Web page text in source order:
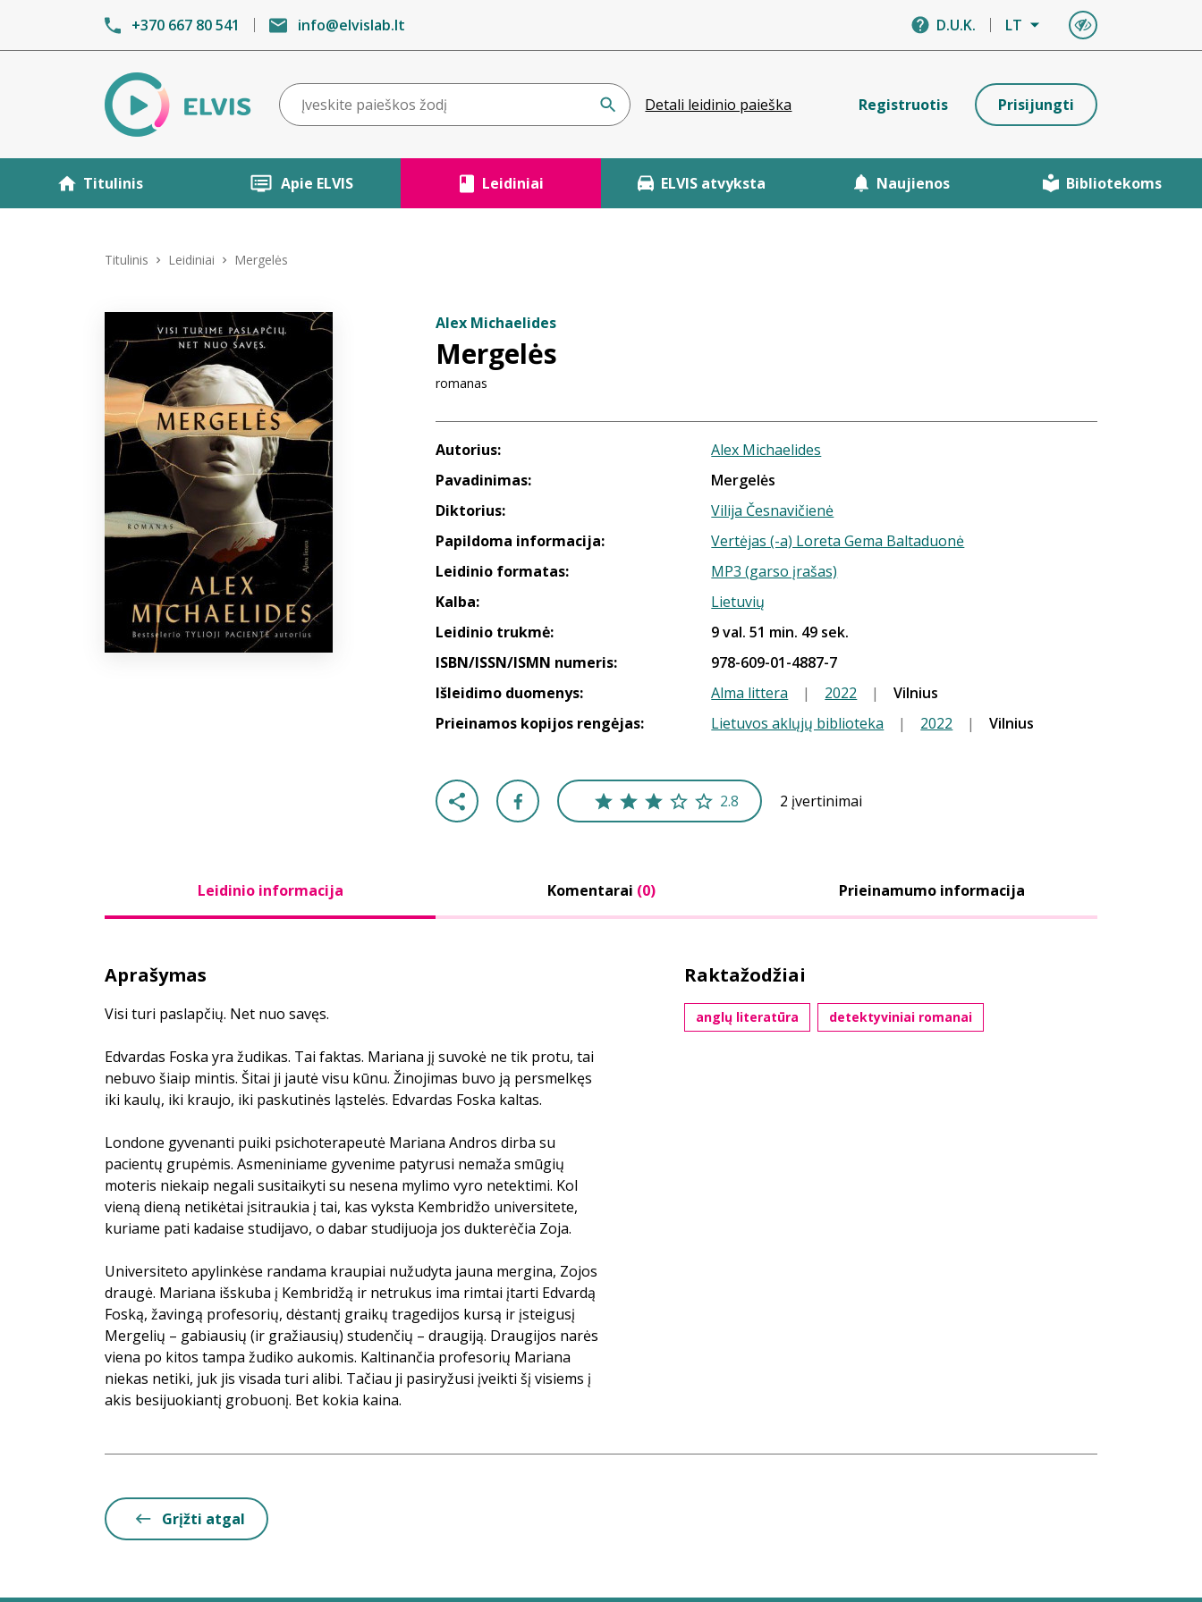
+370 667 80 541 info@elvislab.lt D.U.K. LT
Detali leidinio paieška Registruotis Prisijungti
Titulinis Apie ELVIS Leidiniai ELVIS atvyksta Naujienos Bibliotekoms
Titulinis Leidiniai Mergelės
Alex Michaelides
Mergelės
romanas
Autorius:
Alex Michaelides
Pavadinimas:
Mergelės
Diktorius:
Vilija Česnavičienė
Papildoma informacija:
Vertėjas (-a) Loreta Gema Baltaduonė
Leidinio formatas:
MP3 (garso įrašas)
Kalba:
Lietuvių
Leidinio trukmė:
9 val. 51 min. 49 sek.
ISBN/ISSN/ISMN numeris:
978-609-01-4887-7
Išleidimo duomenys:
Alma littera | 2022 |
Vilnius
Prieinamos kopijos rengėjas:
Lietuvos aklųjų biblioteka | 2022 | Vilnius
2.8 2 įvertinimai
Leidinio informacija Komentarai (0) Prieinamumo informacija
Aprašymas
Visi turi paslapčių. Net nuo savęs.
Edvardas Foska yra žudikas. Tai faktas. Mariana jį suvokė ne tik protu, tai
nebuvo šiaip mintis. Šitai ji jautė visu kūnu. Žinojimas buvo ją persmelkęs
iki kaulų, iki kraujo, iki paskutinės ląstelės. Edvardas Foska kaltas.
Londone gyvenanti puiki psichoterapeutė Mariana Andros dirba su
pacientų grupėmis. Asmeniniame gyvenime patyrusi nemaža smūgių
moteris niekaip negali susitaikyti su nesena mylimo vyro netektimi. Kol
vieną dieną netikėtai įsitraukia į tai, kas vyksta Kembridžo universitete,
kuriame pati kadaise studijavo, o dabar studijuoja jos dukterėčia Zoja.
Universiteto apylinkėse randama kraupiai nužudyta jauna mergina, Zojos
draugė. Mariana išskuba į Kembridžą ir netrukus ima rimtai įtarti Edvardą
Foską, žavingą profesorių, dėstantį graikų tragedijos kursą ir įsteigusį
Mergelių – gabiausių (ir gražiausių) studenčių – draugiją. Draugijos narės
viena po kitos tampa žudiko aukomis. Kaltinančia profesorių Mariana
niekas netiki, juk jis visada turi alibi. Tačiau ji pasiryžusi įveikti šį visiems į
akis besijuokiantį grobuonį. Bet kokia kaina.
Raktažodžiai
anglų literatūra detektyviniai romanai
Grįžti atgal